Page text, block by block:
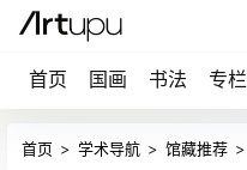
首页 国画 书法 专栏
首页 > 学术导航 > 馆藏推荐 >